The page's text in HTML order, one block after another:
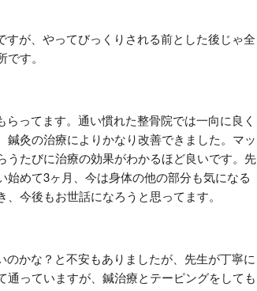
すが、やってびっくりされる前とした後じゃ全
す。
ってます。通い慣れた整骨院では一向に良く
灸の治療によりかなり改善できました。マッ
たびに治療の効果がわかるほど良いです。先
めて3ヶ月、今は身体の他の部分も気になる
今後もお世話になろうと思ってます。
のかな？と不安もありましたが、先生が丁寧に
っていますが、鍼治療とテーピングをしても